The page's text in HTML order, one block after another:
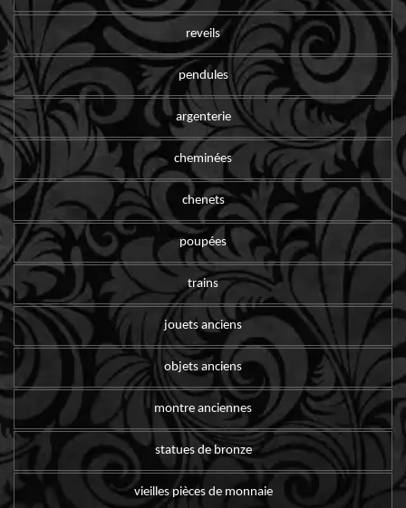
reveils
pendules
argenterie
cheminées
chenets
poupées
trains
jouets anciens
objets anciens
montre anciennes
statues de bronze
vieilles pièces de monnaie